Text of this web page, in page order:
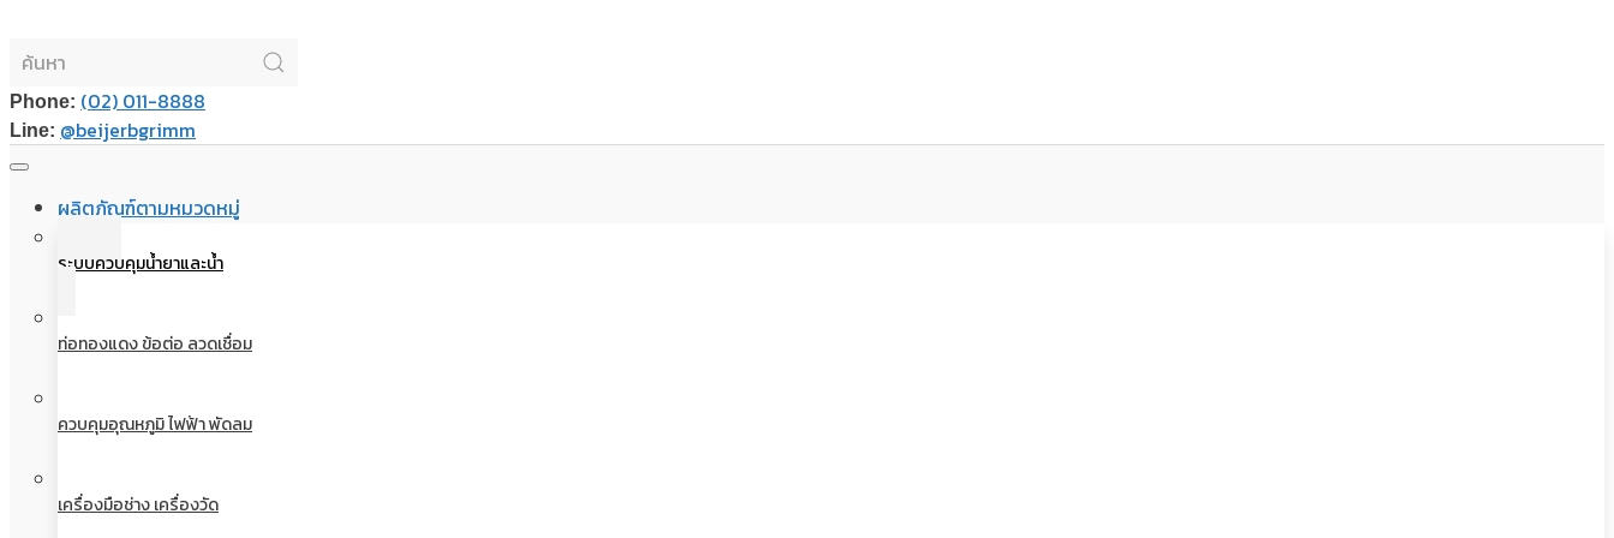
Phone: (02) 011-8888
Line: @beijerbgrimm
ผลิตภัณฑ์ตามหมวดหมู่
ระบบควบคุมน้ำยาและน้ำ
ท่อทองแดง ข้อต่อ ลวดเชื่อม
ควบคุมอุณหภูมิ ไฟฟ้า พัดลม
เครื่องมือช่าง เครื่องวัด